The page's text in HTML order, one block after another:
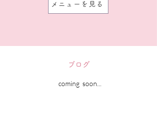
メニューを見る
ブログ
coming soon...